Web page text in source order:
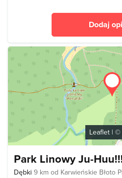
Dodaj
Leaflet | ©
Park Linowy Ju-
Dębki 9 km od Karwieńskie Błoto